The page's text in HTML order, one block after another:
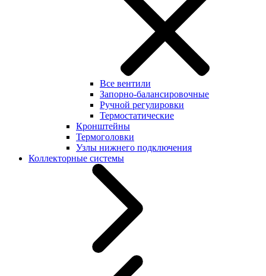
Все вентили
Запорно-балансировочные
Ручной регулировки
Термостатические
Кронштейны
Термоголовки
Узлы нижнего подключения
Коллекторные системы